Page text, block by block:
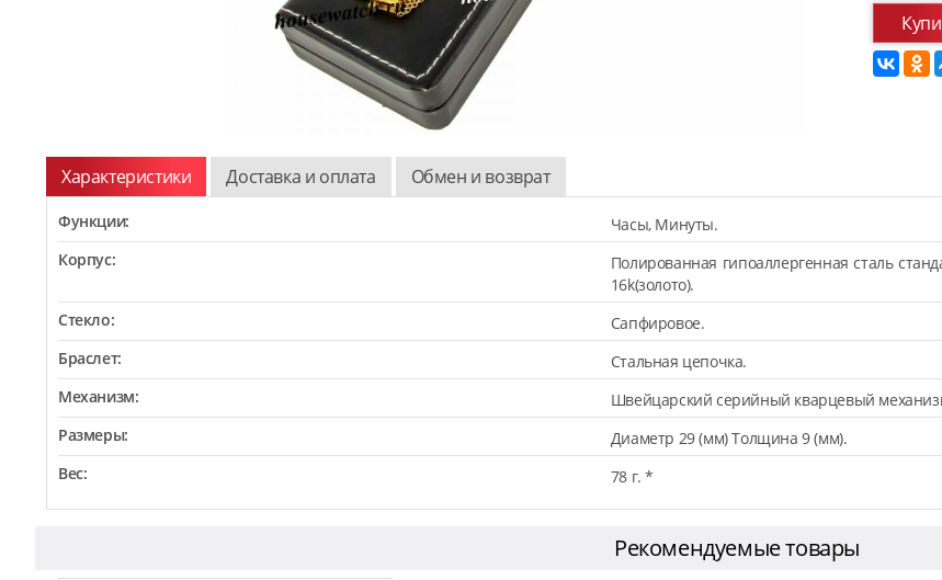
Характеристики Доставка и оплата Обмен и возврат
Функции:
Часы, Минуты.
Корпус:
Полированная гипоаллергенная сталь
16k(золото).
Стекло:
Сапфировое.
Браслет:
Стальная цепочка.
Механизм:
Швейцарский серийный кварцевый
Размеры:
Диаметр 29 (мм) Толщина 9 (мм).
Вес:
78 г. *
Рекомендуемые товары